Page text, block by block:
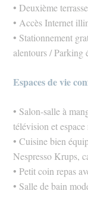
• Deuxième
• Accès Internet
• Stationnement
alentours / Parking
Espaces de vie
• Salon-salle à
télévision et
• Cuisine bien
Nespresso Krups,
• Petit coin repas
• Salle de bain